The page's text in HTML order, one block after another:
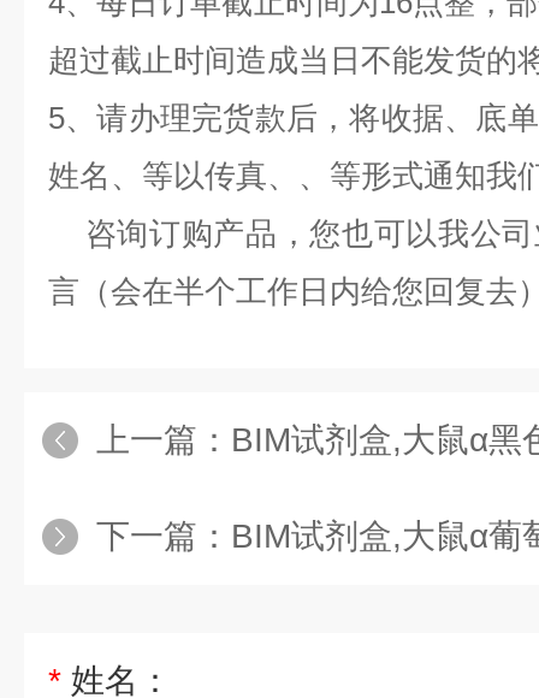
超过截止时间造成当日不能发货的
5、请办理完货款后，将收据、底
姓名、等以传真、、等形式通知我
咨询订购产品，您也可以我公
言（会在半个工作日内给您回复去
上一篇： BIM试剂盒,大鼠α黑色素细胞刺
下一篇： BIM试剂盒,大鼠α葡萄糖苷酶（
* 姓名：